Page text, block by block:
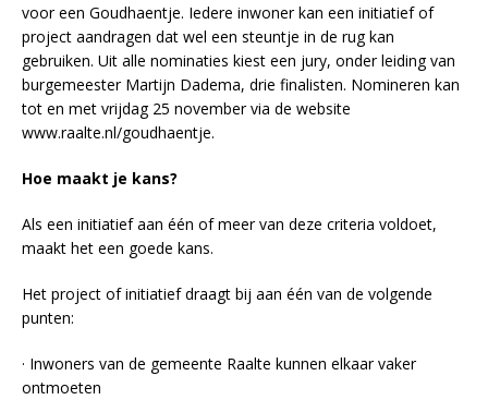
voor een Goudhaentje. Iedere inwoner kan een initiatief of
project aandragen dat wel een steuntje in de rug kan
gebruiken. Uit alle nominaties kiest een jury, onder leiding van
burgemeester Martijn Dadema, drie finalisten. Nomineren kan
tot en met vrijdag 25 november via de website
www.raalte.nl/goudhaentje.
Hoe maakt je kans?
Als een initiatief aan één of meer van deze criteria voldoet,
maakt het een goede kans.
Het project of initiatief draagt bij aan één van de volgende
punten:
· Inwoners van de gemeente Raalte kunnen elkaar vaker
ontmoeten